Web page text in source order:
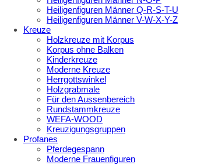
Heiligenfiguren Männer Q-R-S-T-U
Heiligenfiguren Männer V-W-X-Y-Z
Kreuze
Holzkreuze mit Korpus
Korpus ohne Balken
Kinderkreuze
Moderne Kreuze
Herrgottswinkel
Holzgrabmale
Für den Aussenbereich
Rundstammkreuze
WEFA-WOOD
Kreuzigungsgruppen
Profanes
Pferdegespann
Moderne Frauenfiguren